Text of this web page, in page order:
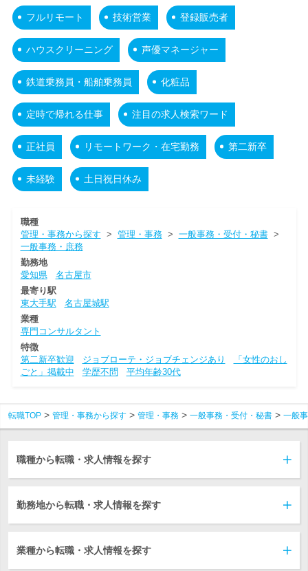
フルリモート 技術営業 登録販売者
ハウスクリーニング 声優マネージャー
鉄道乗務員・船舶乗務員 化粧品
定時で帰れる仕事 注目の求人検索ワード
正社員 リモートワーク・在宅勤務 第二新卒
未経験 土日祝日休み
職種
管理・事務から探す > 管理・事務> 一般事務・受付・秘書>
一般事務・庶務
勤務地
愛知県
名古屋市
最寄り駅
東大手駅
名古屋城駅
業種
専門コンサルタント
特徴
第二新卒歓迎
ジョブローテ・ジョブチェンジあり
「女性のおし
ごと」掲載中
学歴不問 平均年齢30代
転職TOP 管理・事務から探す 管理・事務 一般事務・受付・秘書 一般
職種から転職・求人情報を探す
勤務地から転職・求人情報を探す
業種から転職・求人情報を探す